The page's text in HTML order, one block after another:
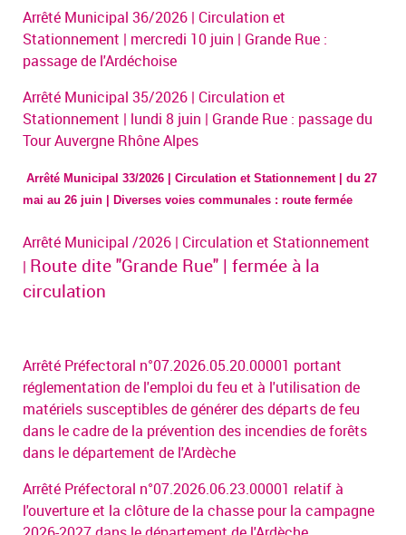
Arrêté Municipal 36/2026 | Circulation et
Stationnement | mercredi 10 juin | Grande Rue :
passage de l'Ardéchoise
Arrêté Municipal 35/2026 | Circulation et
Stationnement | lundi 8 juin | Grande Rue : passage du
Tour Auvergne Rhône Alpes
Arrêté Municipal 33/2026 | Circulation et Stationnement | du 27
mai au 26 juin | Diverses voies communales : route fermée
Arrêté Municipal /2026 | Circulation et Stationnement
| Route dite "Grande Rue" | fermée à la
circulation
Arrêté Préfectoral n°07.2026.05.20.00001 portant
réglementation de l'emploi du feu et à l'utilisation de
matériels susceptibles de générer des départs de feu
dans le cadre de la prévention des incendies de forêts
dans le département de l'Ardèche
Arrêté Préfectoral n°07.2026.06.23.00001 relatif à
l'ouverture et la clôture de la chasse pour la campagne